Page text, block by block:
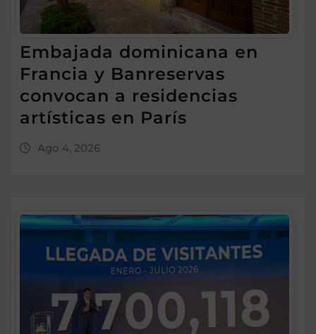
Embajada dominicana en
Francia y Banreservas
convocan a residencias
artísticas en París
Ago 4, 2026